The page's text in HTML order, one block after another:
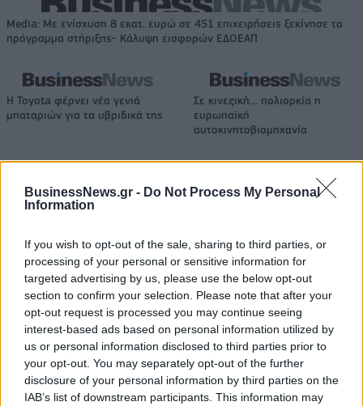
BusinessNews.gr - Do Not Process My Personal
Information
If you wish to opt-out of the sale, sharing to third parties, or
processing of your personal or sensitive information for
targeted advertising by us, please use the below opt-out
section to confirm your selection. Please note that after your
opt-out request is processed you may continue seeing
interest-based ads based on personal information utilized by
us or personal information disclosed to third parties prior to
your opt-out. You may separately opt-out of the further
disclosure of your personal information by third parties on the
IAB’s list of downstream participants. This information may
Media: Με ενίσχυση 8 εκατ. ευρώ σε 451 επιχειρήσεις ξεκίνησε το
πρόγραμμα στήριξης- Κάλυψη εισφορών ΕΔΟΕΑΠ
Η Toyota φέρνει νέα γενιά
μπαταριών για τα υβριδικά της
Σε κινεζική… πολιορκία η
ευρωπαϊκή
αυτοκινητοβιομηχανία
Νέο Audi A2 e-tron με στόχο την κορυφή της αποδοτικότητας
«Έριξε τις απαιτήσεις του για
Γουόκαπ ο Ολυμπιακός – Ζητά
δύο εκατομμύρια από την
Ντουμπάι»
Στον Ερυθρό Αστέρα ο
Γουάιλερ-Μπαμπ (pic)
Χρηματιστήριο Αθηνών: Εβδομαδιαία άνοδος 1,76%, κέρδη 23,31%
από τις αρχές του έτους